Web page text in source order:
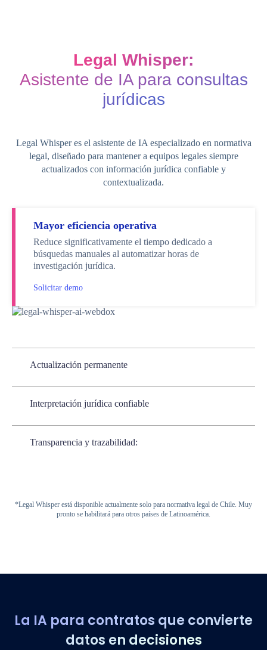
Legal Whisper:
Asistente de IA para consultas
jurídicas
Legal Whisper es el asistente de IA especializado en normativa
legal, diseñado para mantener a equipos legales siempre
actualizados con información jurídica confiable y
contextualizada.
Mayor eficiencia operativa
Reduce significativamente el tiempo dedicado a
búsquedas manuales al automatizar horas de
investigación jurídica.
Solicitar demo
Actualización permanente
Interpretación jurídica confiable
Transparencia y trazabilidad:
*Legal Whisper está disponible actualmente solo para normativa legal de Chile. Muy
pronto se habilitará para otros países de Latinoamérica.
La IA para contratos que convierte
datos en decisiones